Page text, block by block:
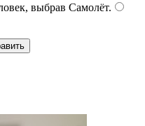
выбрав Самолёт.